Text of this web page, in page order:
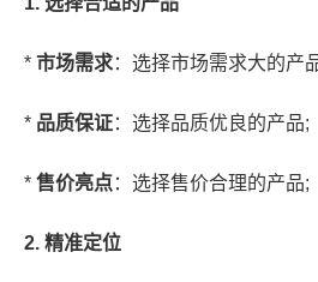
* 市场需求：选择市场需求大的产
* 品质保证：选择品质优良的产品;
* 售价亮点：选择售价合理的产品;
2. 精准定位